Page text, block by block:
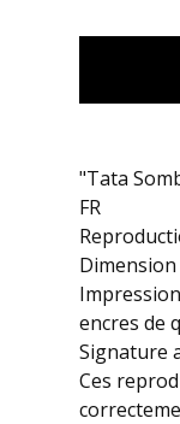
"Tata
FR
Dimension
encres de
Signature
Ces